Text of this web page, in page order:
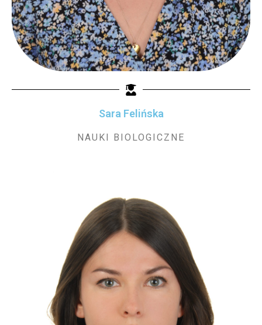
Sara Felińska
NAUKI BIOLOGICZNE